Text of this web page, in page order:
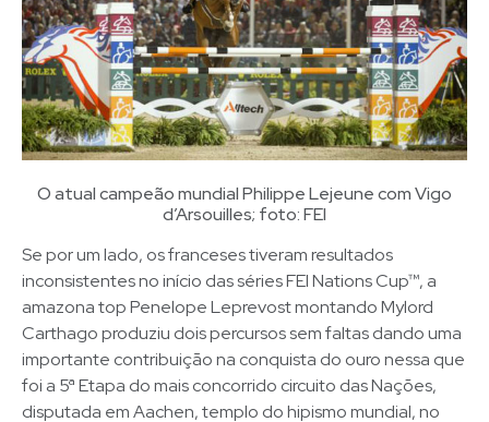
O atual campeão mundial Philippe Lejeune com Vigo
d’Arsouilles; foto: FEI
Se por um lado, os franceses tiveram resultados
inconsistentes no início das séries FEI Nations Cup™, a
amazona top Penelope Leprevost montando Mylord
Carthago produziu dois percursos sem faltas dando uma
importante contribuição na conquista do ouro nessa que
foi a 5ª Etapa do mais concorrido circuito das Nações,
disputada em Aachen, templo do hipismo mundial, no